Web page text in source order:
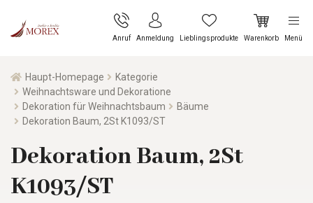
Anruf Anmeldung Lieblingsprodukte Warenkorb Menü
Haupt-Homepage
Kategorie
Weihnachtsware und Dekoratione
Dekoration für Weihnachtsbaum
Bäume
Dekoration Baum, 2St K1093/ST
Dekoration Baum, 2St
K1093/ST